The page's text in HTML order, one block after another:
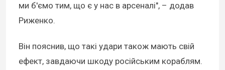
ми б'ємо тим, що є у нас в арсеналі", – додав
Риженко.
Він пояснив, що такі удари також мають свій
ефект, завдаючи шкоду російським кораблям.